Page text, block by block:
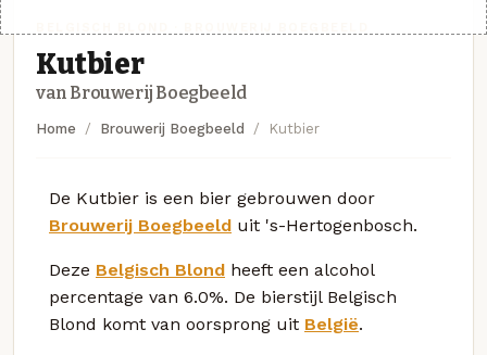
Kutbier
van Brouwerij Boegbeeld
Home Brouwerij Boegbeeld Kutbier
De Kutbier is een bier gebrouwen door
Brouwerij Boegbeeld uit 's-Hertogenbosch.
Deze Belgisch Blond heeft een alcohol
percentage van 6.0%. De bierstijl Belgisch
Blond komt van oorsprong uit België.